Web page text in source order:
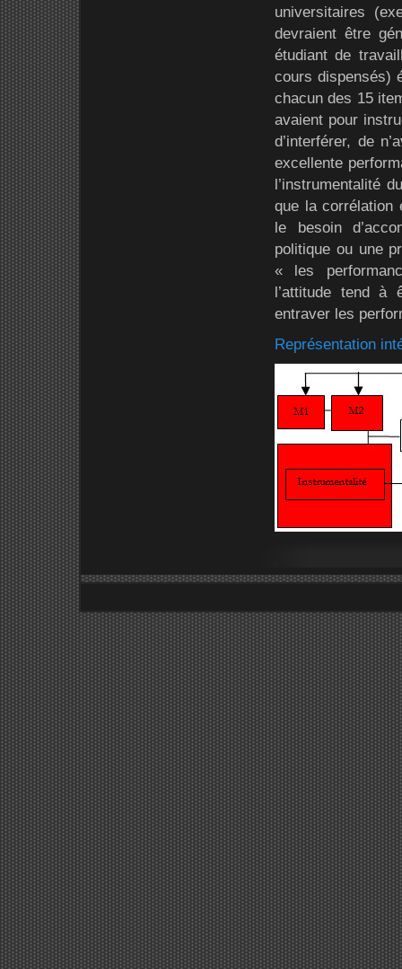
universitaires
devraient être
étudiant de
cours dispensés)
chacun des 15
avaient pour
d’interférer, de
excellente
l’instrumentalité
que la corrélation
le besoin
politique ou une
« les
l’attitude tend à
entraver les
Représentation